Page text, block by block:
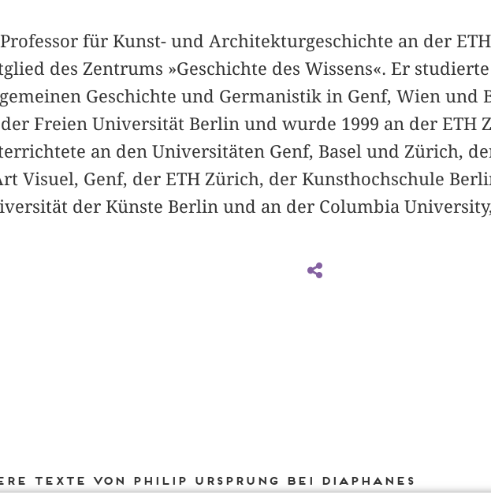
für Kunst- und Architekturgeschichte an der
des Zentrums »Geschichte des Wissens«. Er
Geschichte und Germanistik in Genf, Wien und
Freien Universität Berlin und wurde 1999 an der ETH
an den Universitäten Genf, Basel und Zürich,
Visuel, Genf, der ETH Zürich, der Kunsthochschule
der Künste Berlin und an der Columbia
Texte von Philip Ursprung bei DIAPHANES